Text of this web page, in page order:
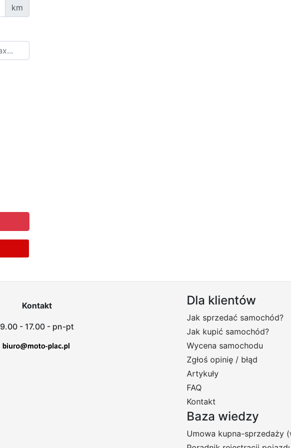
km
Kontakt
9.00 - 17.00 - pn-pt
Dla klientów
Jak sprzedać samochód?
Jak kupić samochód?
Wycena samochodu
Zgłoś opinię / błąd
Artykuły
FAQ
Kontakt
Baza wiedzy
Umowa kupna-sprzedaży